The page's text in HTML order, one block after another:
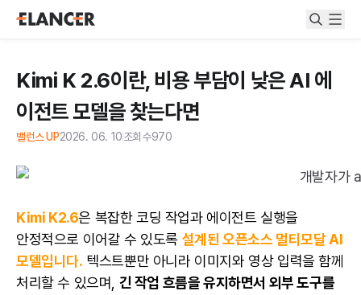
Kimi K 2.6이란, 비용 부담이 낮은 AI 에
이전트 모델을 찾는다면
밸런스 UP2026. 06. 10조회수970
Kimi K2.6은 복잡한 코딩 작업과 에이전트 실행을
안정적으로 이어갈 수 있도록 설계된 오픈소스 멀티모달 AI
모델입니다. 텍스트뿐만 아니라 이미지와 영상 입력을 함께
처리할 수 있으며, 긴 작업 흐름을 유지하면서 외부 도구를